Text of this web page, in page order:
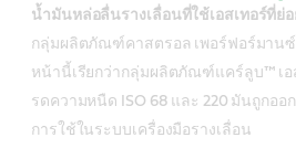
น้ำมันหล่อลื่นรางเลื่อนที่ใช้เอสเทอร์ที่ย่
กลุ่มผลิตภัณฑ์คาสตรอล เพอร์ฟอร์มานซ์
หน้านี้เรียกว่ากลุ่มผลิตภัณฑ์แคร์ลูบ™ เอ
รดความหนืด ISO 68 และ 220 มันถูกอ
การใช้ในระบบเครื่องมือรางเลื่อน